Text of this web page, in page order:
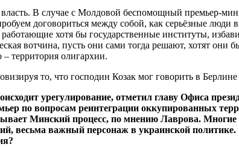
В случае с Молдовой беспомощный премьер-
договориться между собой, как серьёзные
хотя бы государственные институты,
вотчина, пусть они сами тогда решают, хотят
территория олигархии.
то, что господин Козак мог говорить в
урегулирование, отметил главу Офиса
по вопросам реинтеграции оккупированных
Минский процесс, по мнению Лаврова.
весьма важный персонаж в украинской политике.